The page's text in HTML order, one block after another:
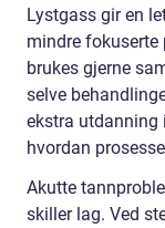
Lystgass gir en
mindre fokuserte
brukes gjerne
selve
ekstra utdanning
hvordan
Akutte
skiller lag. Ved